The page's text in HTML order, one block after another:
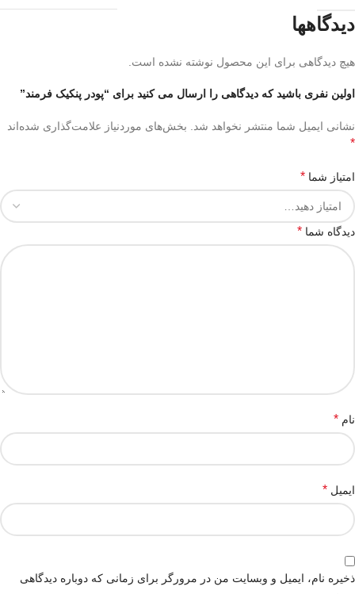
دیدگاهها
هیچ دیدگاهی برای این محصول نوشته نشده است.
اولین نفری باشید که دیدگاهی را ارسال می کنید برای “پودر پنکیک فرمند”
نشانی ایمیل شما منتشر نخواهد شد. بخش‌های موردنیاز علامت‌گذاری شده‌اند
*
امتیاز شما *
دیدگاه شما *
نام *
ایمیل *
ذخیره نام، ایمیل و وبسایت من در مرورگر برای زمانی که دوباره دیدگاهی